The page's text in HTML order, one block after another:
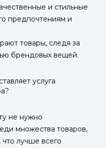
входа на ваш
бот — магазины
Фото, описание и
в чате.
бот — магазины
Фото, описание и
в чате.
и стильные
предпочтениям и
товары, следя за
брендовых вещей.
услуга
не нужно
множества товаров,
лучше всего